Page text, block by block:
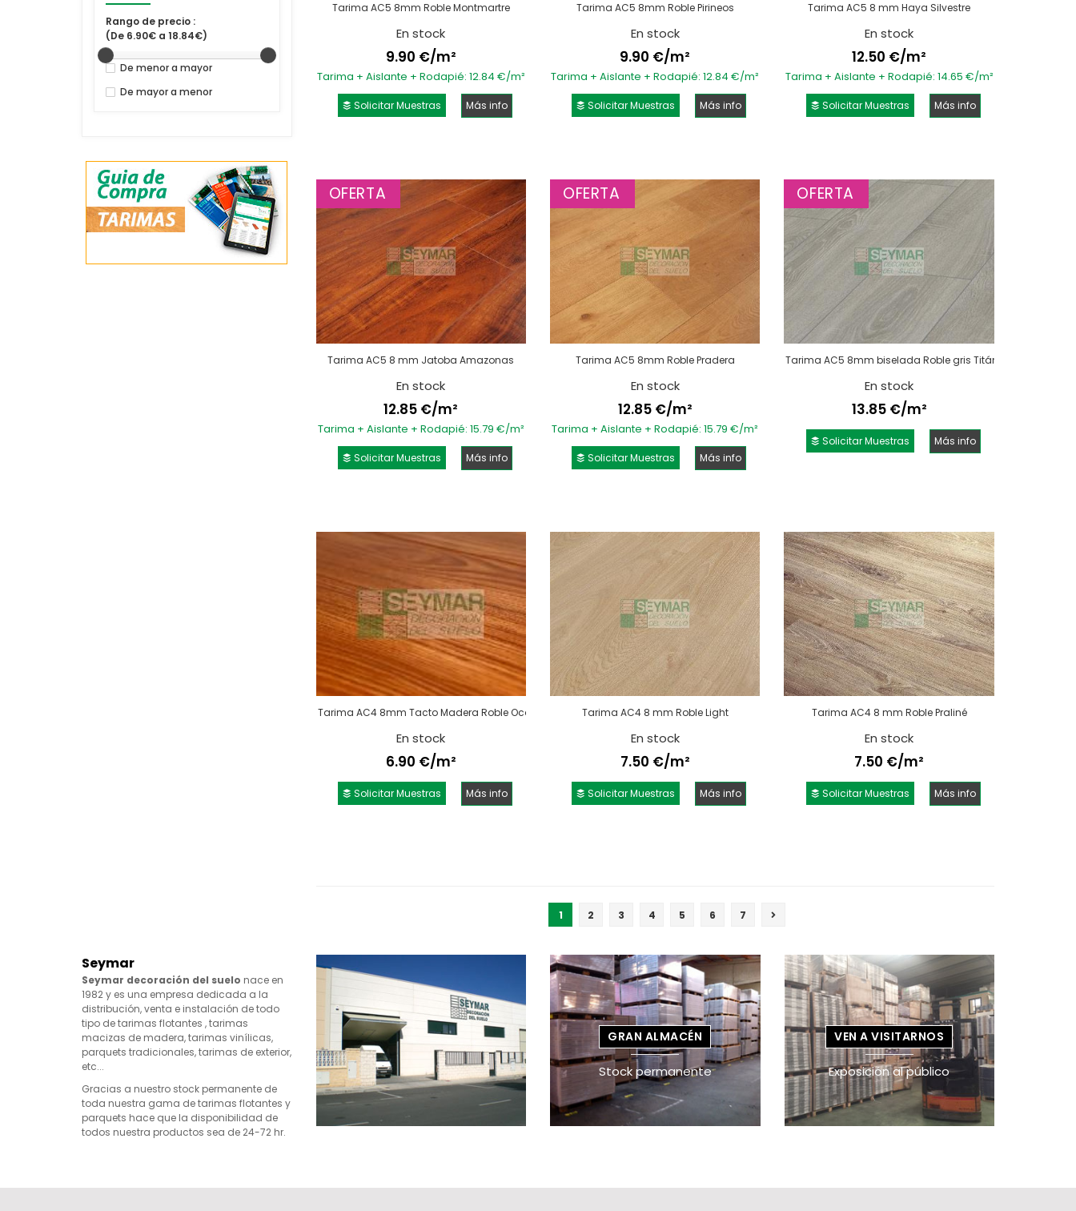
Tarima AC5 8mm Roble Montmartre
En stock
9.90 €/m²
Tarima + Aislante + Rodapié: 12.84 €/m²
Solicitar Muestras Más info
Tarima AC5 8mm Roble Pirineos
En stock
9.90 €/m²
Tarima + Aislante + Rodapié: 12.84 €/m²
Solicitar Muestras Más info
Tarima AC5 8 mm Haya Silvestre
En stock
12.50 €/m²
Tarima + Aislante + Rodapié: 14.65 €/m²
Solicitar Muestras Más info
OFERTA
Tarima AC5 8 mm Jatoba Amazonas
En stock
12.85 €/m²
Tarima + Aislante + Rodapié: 15.79 €/m²
Solicitar Muestras Más info
OFERTA
Tarima AC5 8mm Roble Pradera
En stock
12.85 €/m²
Tarima + Aislante + Rodapié: 15.79 €/m²
Solicitar Muestras Más info
OFERTA
Tarima AC5 8mm biselada Roble gris Titán
En stock
13.85 €/m²
Solicitar Muestras Más info
Tarima AC4 8mm Tacto Madera Roble Ocaso
En stock
6.90 €/m²
Solicitar Muestras Más info
Tarima AC4 8 mm Roble Light
En stock
7.50 €/m²
Solicitar Muestras Más info
Tarima AC4 8 mm Roble Praliné
En stock
7.50 €/m²
Solicitar Muestras Más info
1 2 3 4 5 6 7
Rango de precio :
(De 6.90€ a 18.84€)
De menor a mayor
De mayor a menor
Seymar
Seymar decoración del suelo nace en
1982 y es una empresa dedicada a la
distribución, venta e instalación de todo
tipo de tarimas flotantes , tarimas
macizas de madera, tarimas vinílicas,
parquets tradicionales, tarimas de exterior,
etc...
Gracias a nuestro stock permanente de
toda nuestra gama de tarimas flotantes y
parquets hace que la disponibilidad de
todos nuestra productos sea de 24-72 hr.
GRAN ALMACÉN
Stock permanente
VEN A VISITARNOS
Exposición al público